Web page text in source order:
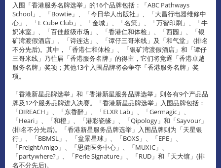
入围「香港服务名牌选举」的16个品牌包括：「ABC Pathways
School」、「Bowtie」、「今日华人出版社」、「大昌行电器维修中
心」、「E Cube Club」、「金城」、「名策」、「万智印刷」、「牛
奶冰室」、「百佳超级市场」、「香港仁和体检」、「西园」、「银
矿湾渡假酒店」、「诗连达」、「谭仔三哥米线」及「和气堂」 (排名
不分先后)。其中，「香港仁和体检」、「银矿湾渡假酒店」和「谭仔
三哥米线」乃往届「香港服务名牌」的得主，它们将竞逐「香港卓越
服务名牌」奖项；其他13个入围品牌将会争夺「香港服务名牌」奖
项。
「香港新星品牌选举」和「香港新星服务品牌选举」则各有9个产品品
牌及12个服务品牌进入决赛。「香港新星品牌选举」入围品牌包括：
「DIREACH」、「东香醉」、「ELXR Lab」、「Germagic」、
「Heari」、「和橙」、「港彩瓷缘」、「Qipology」和「Sayvour」
(排名不分先后)。「香港新星服务品牌选举」入围品牌则为「天星银
行」、「BBMSL」、「盆景星球」、「BOXS」、「EPE」、
「FreightAmigo」、「思健医务中心」、「MUXIC」、
「partywhere?」、「Perle Signature」、「RUD」和「天大馆」(排
名不分先后)。